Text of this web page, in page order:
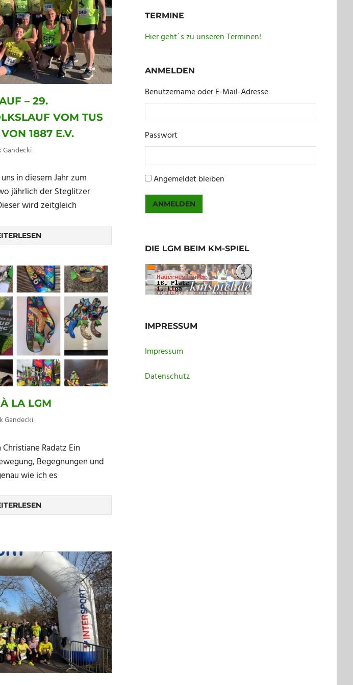
– 29.
VOM TUS
1887 E.V.
Gandecki
in diesem Jahr zum
jährlich der Steglitzer
wird zeitgleich
LA LGM
Gandecki
Radatz Ein
Begegnungen und
wie ich es
TERMINE
Hier geht´s zu unseren Terminen!
ANMELDEN
Benutzername oder E-Mail-Adresse
Passwort
Angemeldet bleiben
ANMELDEN
DIE LGM BEIM KM-SPIEL
IMPRESSUM
Impressum
Datenschutz